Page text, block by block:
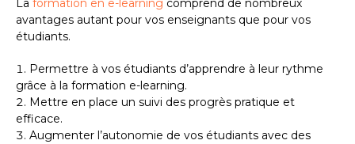
La formation en e-learning comprend de nombreux
avantages autant pour vos enseignants que pour vos
étudiants.
Permettre à vos étudiants d’apprendre à leur rythme
grâce à la formation e-learning.
Mettre en place un suivi des progrès pratique et
efficace.
Augmenter l’autonomie de vos étudiants avec des